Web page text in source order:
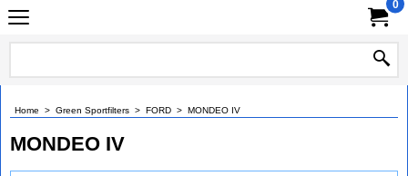
0
Home > Green Sportfilters > FORD > MONDEO IV
MONDEO IV